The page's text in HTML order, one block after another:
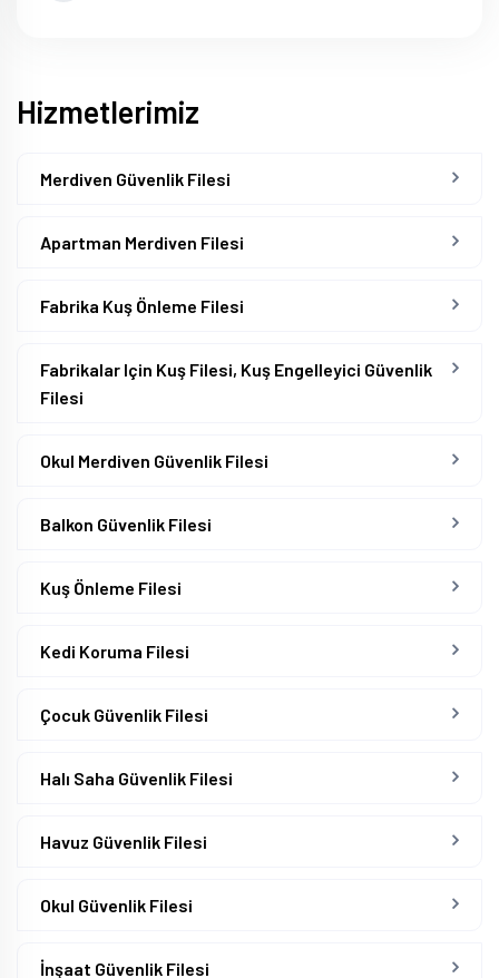
Hizmetlerimiz
Merdiven Güvenlik Filesi
Apartman Merdiven Filesi
Fabrika Kuş Önleme Filesi
Fabrikalar Için Kuş Filesi, Kuş Engelleyici Güvenlik
Filesi
Okul Merdiven Güvenlik Filesi
Balkon Güvenlik Filesi
Kuş Önleme Filesi
Kedi Koruma Filesi
Çocuk Güvenlik Filesi
Halı Saha Güvenlik Filesi
Havuz Güvenlik Filesi
Okul Güvenlik Filesi
İnşaat Güvenlik Filesi